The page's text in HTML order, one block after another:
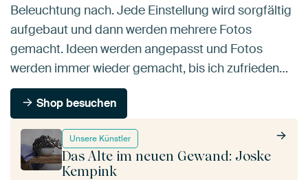
Unsere Künstler
Das Alte im neuen Gewand: Joske
Kempink
Beleuchtung nach. Jede Einstellung wird sorgfältig
aufgebaut und dann werden mehrere Fotos
gemacht. Ideen werden angepasst und Fotos
werden immer wieder gemacht, bis ich zufrieden…
Shop besuchen